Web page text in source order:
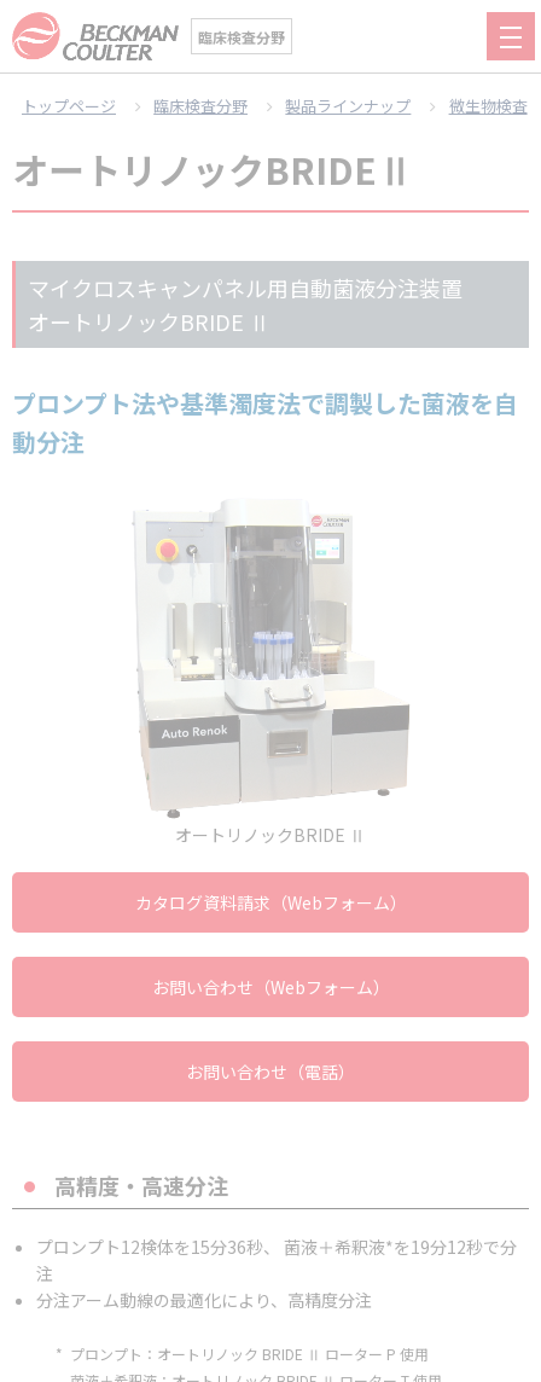
臨床検査分野
トップページ 臨床検査分野 製品ラインナップ 微生物検査
オートリノックBRIDEⅡ
マイクロスキャンパネル用自動菌液分注装置
オートリノックBRIDE Ⅱ
プロンプト法や基準濁度法で調製した菌液を自
動分注
オートリノックBRIDE Ⅱ
カタログ資料請求（Webフォーム）
お問い合わせ（Webフォーム）
お問い合わせ（電話）
高精度・高速分注
プロンプト12検体を15分36秒、 菌液＋希釈液*を19分12秒で分
注
分注アーム動線の最適化により、高精度分注
* プロンプト：オートリノック BRIDE Ⅱ ローター P 使用